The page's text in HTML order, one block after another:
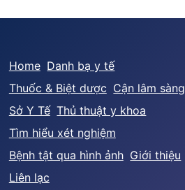
Home Danh bạ y tế
Thuốc & Biệt dược Cận lâm sàng
Sở Y Tế Thủ thuật y khoa
Tìm hiểu xét nghiệm
Bệnh tật qua hình ảnh Giới thiệu
Liên lạc